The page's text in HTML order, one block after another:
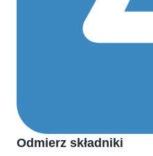
Odmierz składniki